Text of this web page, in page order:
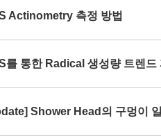
Actinometry 측정 방법
를 통한 Radical 생성량 트렌드
Shower Head의 구멍이